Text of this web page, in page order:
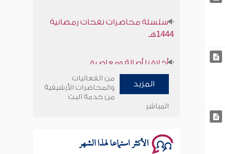
1444هـ
سلسلة محاضرات نفحات رمضانية
1444هـ
المزيد
من الفعاليات
والمحاضرات الأرشيفية
من خدمة البث
المباشر
الأكثر استماعا لهذا الشهر